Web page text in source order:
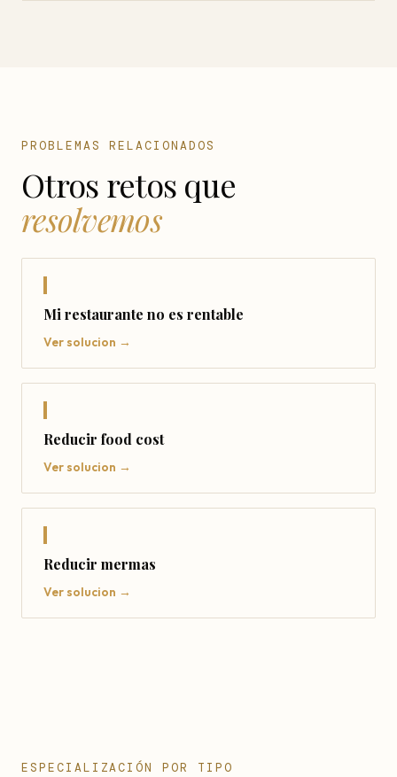
PROBLEMAS RELACIONADOS
Otros retos que
resolvemos
Mi restaurante no es rentable
Ver solucion →
Reducir food cost
Ver solucion →
Reducir mermas
Ver solucion →
ESPECIALIZACIÓN POR TIPO